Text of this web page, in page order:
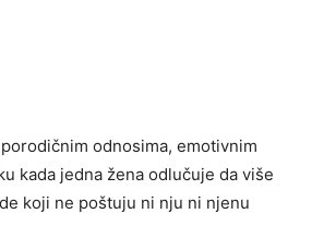
odnosima, emotivnim
kada jedna žena odlučuje da više
koji ne poštuju ni nju ni njenu